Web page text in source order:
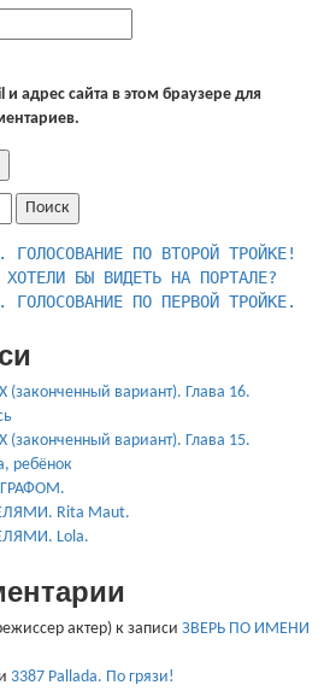
адрес сайта в этом браузере для
БЫ ВИДЕТЬ НА ПОРТАЛЕ?
ГОЛОСОВАНИЕ ПО ПЕРВОЙ ТРОЙКЕ.
вариант). Глава 16.
вариант). Глава 15.
ребёнок
Rita Maut.
Lola.
актер) к записи ЗВЕРЬ ПО ИМЕНИ
3387 Pallada. По грязи!